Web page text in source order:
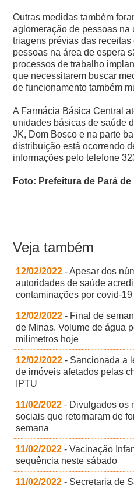
Outras medidas também
aglomeração de pessoas na
triagens prévias das
pessoas na área de espera
processos de trabalho
que necessitarem buscar
de funcionamento também
A Farmácia Básica Central
unidades básicas de saúde
JK, Dom Bosco e na parte
distribuição está ocorrendo
informações pelo telefone
Foto: Prefeitura de Pará de
Veja também
12/02/2022 - Apesar dos
autoridades de saúde
contaminações por covid-
12/02/2022 - Final de
de Minas. Volume de água
milímetros hoje
12/02/2022 - Sancionada a
de imóveis afetados pelas
IPTU
11/02/2022 - Divulgados os
sociais que retornaram de
semana
11/02/2022 - Vacinação
sequência neste sábado
11/02/2022 - Secretaria de